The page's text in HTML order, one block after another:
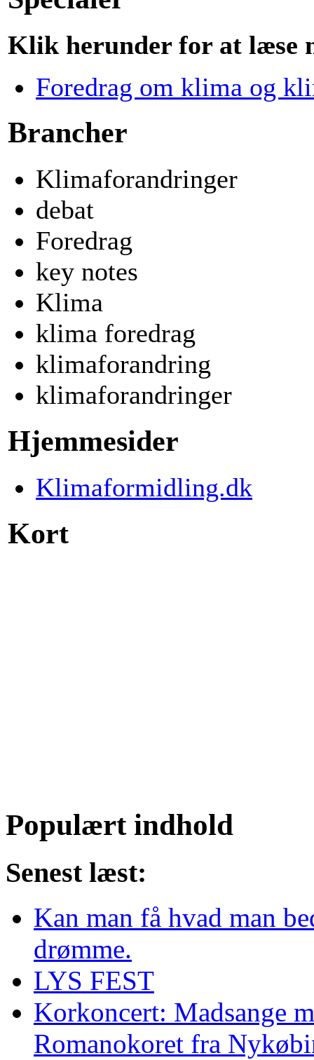
Klik herunder for at læse
Foredrag om klima og
Brancher
Klimaforandringer
debat
Foredrag
key notes
Klima
klima foredrag
klimaforandring
klimaforandringer
Hjemmesider
Klimaformidling.dk
Kort
Populært indhold
Senest læst:
Kan man få hvad man
drømme.
LYS FEST
Korkoncert: Madsange
Romanokoret fra